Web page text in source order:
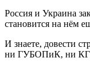
Россия и Украина
становится на нём
И знаете, довести
ни ГУБОПиК, ни